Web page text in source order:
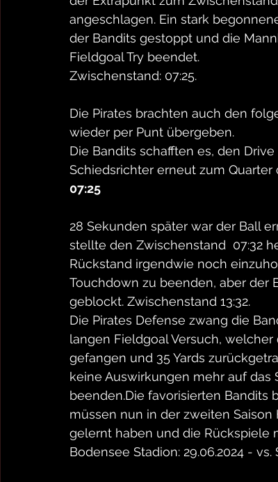
angeschlagen. Ein stark
der Bandits gestoppt und die
Fieldgoal Try beendet.
Zwischenstand: 07:25.
Die Pirates brachten auch den
wieder per Punt übergeben.
Die Bandits schafften es, den
Schiedsrichter erneut zum
07:25
28 Sekunden später war der Ball
stellte den Zwischenstand  07:32
Rückstand irgendwie noch
Touchdown zu beenden, aber der
geblockt. Zwischenstand 13:32.
Die Pirates Defense zwang die
langen Fieldgoal Versuch, welcher
gefangen und 35 Yards
keine Auswirkungen mehr auf das
beenden.Die favorisierten Bandits
müssen nun in der zweiten
gelernt haben und die Rückspiele
Bodensee Stadion: 29.06.2024 -